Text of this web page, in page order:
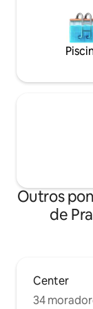
Outros
de
Center
34